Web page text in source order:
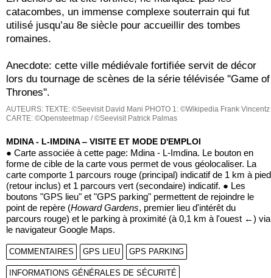
catacombes, un immense complexe souterrain qui fut
utilisé jusqu’au 8e siècle pour accueillir des tombes
romaines.
Anecdote: cette ville médiévale fortifiée servit de décor
lors du tournage de scènes de la série télévisée ''Game of
Thrones''.
AUTEURS:TEXTE: ©Seevisit David Mani PHOTO 1: ©Wikipedia Frank Vincentz
CARTE: ©Opensteetmap / ©Seevisit Patrick Palmas
MDINA - L-IMDINA ‒ VISITE ET MODE D'EMPLOI
● Carte associée à cette page: Mdina - L-Imdina. Le bouton en
forme de cible de la carte vous permet de vous géolocaliser. La
carte comporte 1 parcours rouge (principal) indicatif de 1 km à pied
(retour inclus) et 1 parcours vert (secondaire) indicatif. ● Les
boutons "GPS lieu" et "GPS parking" permettent de rejoindre le
point de repère (Howard Gardens, premier lieu d'intérêt du
parcours rouge) et le parking à proximité (à 0,1 km à l'ouest ←) via
le navigateur Google Maps.
COMMENTAIRES GPS LIEU GPS PARKING
INFORMATIONS GÉNÉRALES DE SÉCURITÉ